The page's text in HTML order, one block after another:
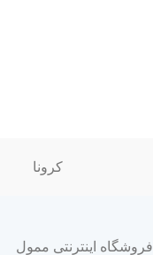
کرونا
فروشگاه اینترنتی ممول